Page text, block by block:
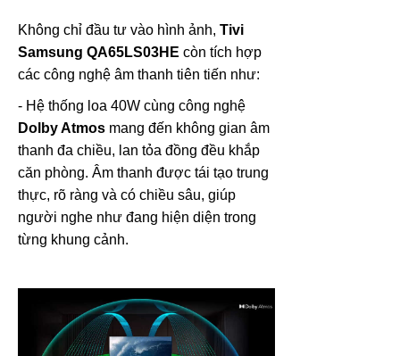
Không chỉ đầu tư vào hình ảnh, Tivi
Samsung QA65LS03HE còn tích hợp
các công nghệ âm thanh tiên tiến như:
- Hệ thống loa 40W cùng công nghệ
Dolby Atmos mang đến không gian âm
thanh đa chiều, lan tỏa đồng đều khắp
căn phòng. Âm thanh được tái tạo trung
thực, rõ ràng và có chiều sâu, giúp
người nghe như đang hiện diện trong
từng khung cảnh.